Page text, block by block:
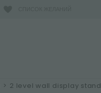
> 2 level wall display stand